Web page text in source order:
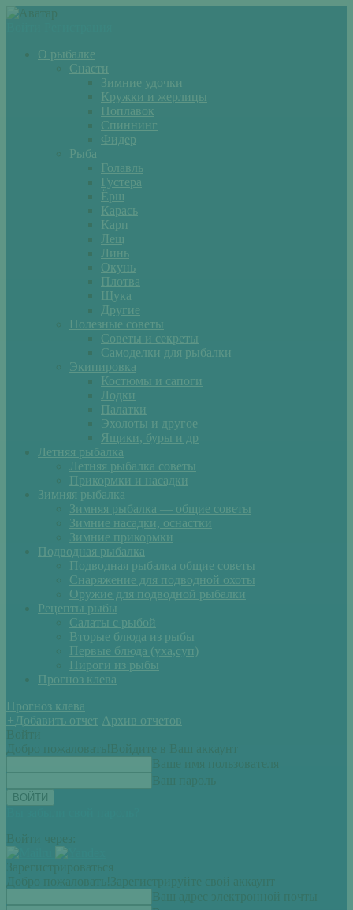
О рыбалке
Снасти
Зимние удочки
Кружки и жерлицы
Поплавок
Спиннинг
Фидер
Рыба
Голавль
Густера
Ёрш
Карась
Карп
Лещ
Линь
Окунь
Плотва
Щука
Другие
Полезные советы
Советы и секреты
Самоделки для рыбалки
Экипировка
Костюмы и сапоги
Лодки
Палатки
Эхолоты и другое
Ящики, буры и др
Летняя рыбалка
Летняя рыбалка советы
Прикормки и насадки
Зимняя рыбалка
Зимняя рыбалка — общие советы
Зимние насадки, оснастки
Зимние прикормки
Подводная рыбалка
Подводная рыбалка общие советы
Снаряжение для подводной охоты
Оружие для подводной рыбалки
Рецепты рыбы
Салаты с рыбой
Вторые блюда из рыбы
Первые блюда (уха,суп)
Пироги из рыбы
Прогноз клева
Прогноз клева
+ Добавить отчет Архив отчетов
Войти
Добро пожаловать! Войдите в Ваш аккаунт
Ваше имя пользователя
Ваш пароль
Войти через:
Зарегистрироваться
Добро пожаловать! Зарегистрируйте свой аккаунт
Ваш адрес электронной почты